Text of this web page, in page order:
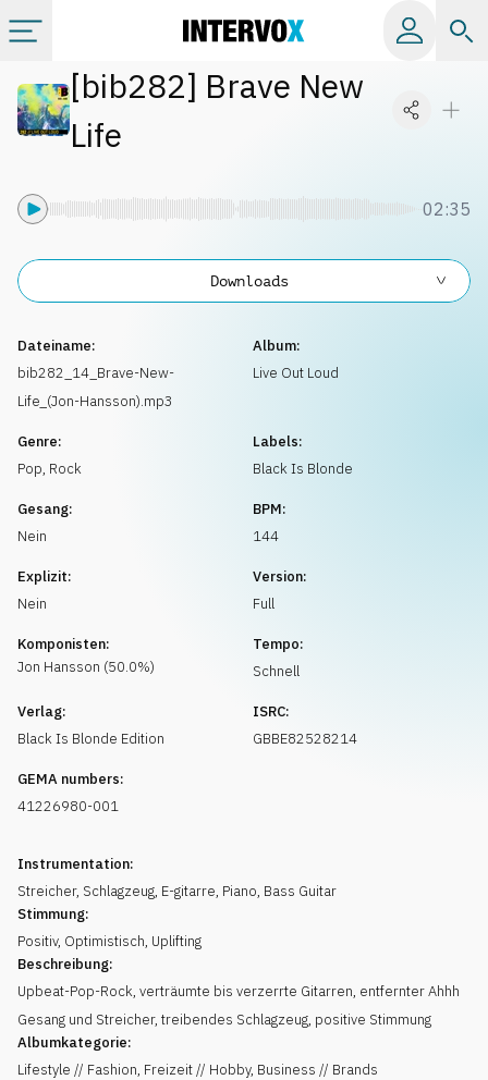
Kategorien
[bib282] Brave New
Life
02:35
Dateiname:
bib282_14_Brave-New-
Life_(Jon-Hansson).mp3
Album:
Live Out Loud
Genre:
Pop, Rock
Labels:
Black Is Blonde
Gesang:
Nein
BPM:
144
Explizit:
Nein
Version:
Full
Komponisten:
Jon Hansson (50.0%)
Tempo:
Schnell
Verlag:
Black Is Blonde Edition
ISRC:
GBBE82528214
GEMA numbers:
41226980-001
Instrumentation:
Streicher, Schlagzeug, E-gitarre, Piano, Bass Guitar
Stimmung:
Positiv, Optimistisch, Uplifting
Beschreibung:
Upbeat-Pop-Rock, verträumte bis verzerrte Gitarren, entfernter Ahhh
Gesang und Streicher, treibendes Schlagzeug, positive Stimmung
Albumkategorie:
Lifestyle // Fashion, Freizeit // Hobby, Business // Brands
Downloads